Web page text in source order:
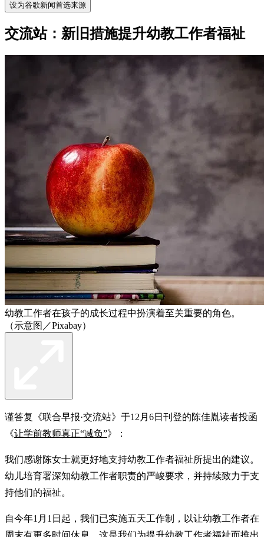
设为谷歌新闻首选来源
交流站：新旧措施提升幼教工作者福祉
幼教工作者在孩子的成长过程中扮演着至关重要的角色。
（示意图／Pixabay）
谨答复《联合早报·交流站》于12月6日刊登的陈佳胤读者投函
《让学前教师真正“减负”》：
我们感谢陈女士就更好地支持幼教工作者福祉所提出的建议。
幼儿培育署深知幼教工作者职责的严峻要求，并持续致力于支
持他们的福祉。
自今年1月1日起，我们已实施五天工作制，以让幼教工作者在
周末有更多时间休息。这是我们为提升幼教工作者福祉而推出